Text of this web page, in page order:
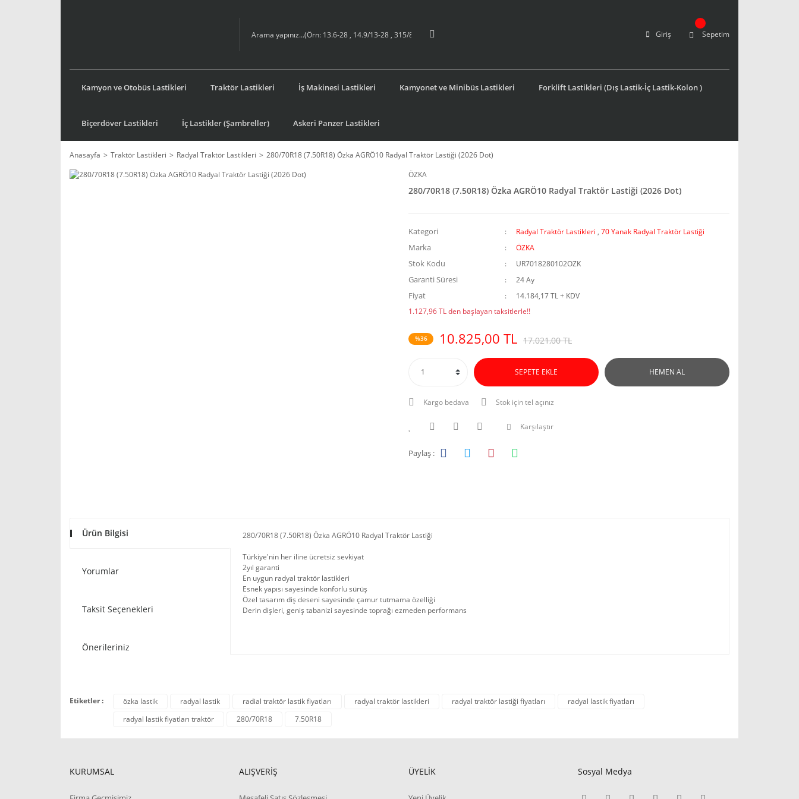
Giriş Sepetim
Kamyon ve Otobüs Lastikleri Traktör Lastikleri İş Makinesi Lastikleri Kamyonet ve Minibüs Lastikleri Forklift Lastikleri (Dış Lastik-İç Lastik-Kolon )
Biçerdöver Lastikleri İç Lastikler (Şambreller) Askeri Panzer Lastikleri
Anasayfa Traktör Lastikleri Radyal Traktör Lastikleri
280/70R18 (7.50R18) Özka AGRÖ10 Radyal Traktör Lastiği (2026 Dot)
ÖZKA
280/70R18 (7.50R18) Özka AGRÖ10 Radyal Traktör Lastiği (2026 Dot)
Kategori Radyal Traktör Lastikleri , 70 Yanak Radyal Traktör Lastiği
Marka ÖZKA
Stok Kodu UR7018280102OZK
Garanti Süresi 24 Ay
Fiyat
14.184,17 TL + KDV
1.127,96 TL den başlayan taksitlerle!!
%36 10.825,00 TL 17.021,00 TL
SEPETE EKLE HEMEN AL
Kargo bedava Stok için tel açınız
Karşılaştır
Paylaş :
Ürün Bilgisi
Yorumlar
Taksit Seçenekleri
Önerileriniz
280/70R18 (7.50R18) Özka AGRÖ10 Radyal Traktör Lastiği
Türkiye'nin her iline ücretsiz sevkiyat
2yıl garanti
En uygun radyal traktör lastikleri
Esnek yapısı sayesinde konforlu sürüş
Özel tasarım diş deseni sayesinde çamur tutmama özelliği
Derin dişleri, geniş tabanizi sayesinde toprağı ezmeden performans
Etiketler : özka lastik radyal lastik radial traktör lastik fiyatları radyal traktör lastikleri radyal traktör lastiği fiyatları
radyal lastik fiyatları
radyal lastik fiyatları traktör
280/70R18 7.50R18
KURUMSAL ALIŞVERİŞ ÜYELİK Sosyal Medya